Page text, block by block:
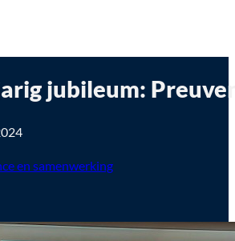
jubileum:
en samenwerking